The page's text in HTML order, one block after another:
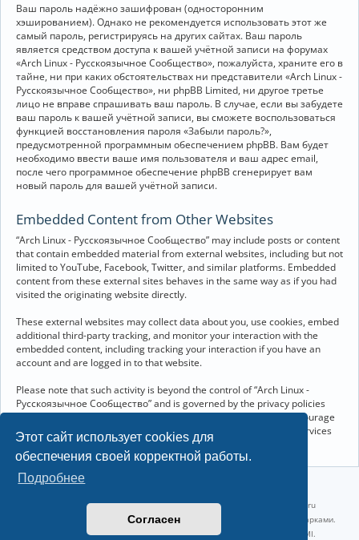
Этот сайт использует cookies для
обеспечения своей корректной работы.
Подробнее
Согласен
Ваш пароль надёжно зашифрован (односторонним
хэшированием). Однако не рекомендуется использовать этот же
самый пароль, регистрируясь на других сайтах. Ваш пароль
является средством доступа к вашей учётной записи на форумах
«Arch Linux - Русскоязычное Сообщество», пожалуйста, храните его в
тайне, ни при каких обстоятельствах ни представители «Arch Linux -
Русскоязычное Сообщество», ни phpBB Limited, ни другое третье
лицо не вправе спрашивать ваш пароль. В случае, если вы забудете
ваш пароль к вашей учётной записи, вы сможете воспользоваться
функцией восстановления пароля «Забыли пароль?»,
предусмотренной программным обеспечением phpBB. Вам будет
необходимо ввести ваше имя пользователя и ваш адрес email,
после чего программное обеспечение phpBB сгенерирует вам
новый пароль для вашей учётной записи.
Embedded Content from Other Websites
“Arch Linux - Русскоязычное Сообщество” may include posts or content
that contain embedded material from external websites, including but not
limited to YouTube, Facebook, Twitter, and similar platforms. Embedded
content from these external sites behaves in the same way as if you had
visited the originating website directly.
These external websites may collect data about you, use cookies, embed
additional third-party tracking, and monitor your interaction with the
embedded content, including tracking your interaction if you have an
account and are logged in to that website.
Please note that such activity is beyond the control of “Arch Linux -
Русскоязычное Сообщество” and is governed by the privacy policies
and terms of service of the respective external websites. We encourage
you to review the privacy and cookie policies of any third-party services
you interact with through embedded content.
Linux 6.18.40-1-lts x86_64 GNU/Linux 2026-07-26 08:48:12 |
vps reg.ru
Название и логотип Arch Linux ™ являются признанными торговыми марками.
Linux ® — зарегистрированная торговая марка Linus Torvalds и LMI.